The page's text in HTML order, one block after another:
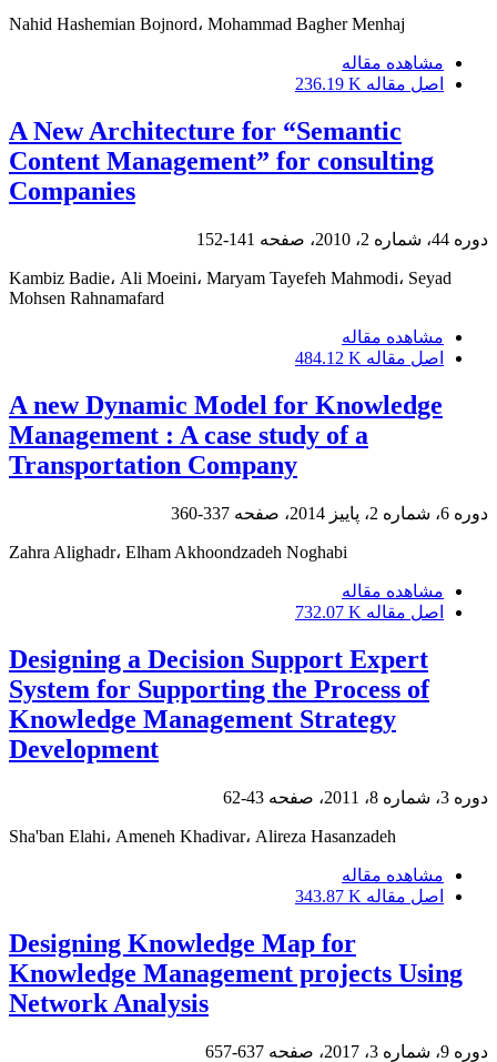
Nahid Hashemian Bojnord، Mohammad Bagher Menhaj
مشاهده مقاله
اصل مقاله 236.19 K
A New Architecture for “Semantic
Content Management” for consulting
Companies
دوره 44، شماره 2، 2010، صفحه 141-152
Kambiz Badie، Ali Moeini، Maryam Tayefeh Mahmodi، Seyad
Mohsen Rahnamafard
مشاهده مقاله
اصل مقاله 484.12 K
A new Dynamic Model for Knowledge
Management : A case study of a
Transportation Company
دوره 6، شماره 2، پاییز 2014، صفحه 337-360
Zahra Alighadr، Elham Akhoondzadeh Noghabi
مشاهده مقاله
اصل مقاله 732.07 K
Designing a Decision Support Expert
System for Supporting the Process of
Knowledge Management Strategy
Development
دوره 3، شماره 8، 2011، صفحه 43-62
Sha'ban Elahi، Ameneh Khadivar، Alireza Hasanzadeh
مشاهده مقاله
اصل مقاله 343.87 K
Designing Knowledge Map for
Knowledge Management projects Using
Network Analysis
دوره 9، شماره 3، 2017، صفحه 637-657